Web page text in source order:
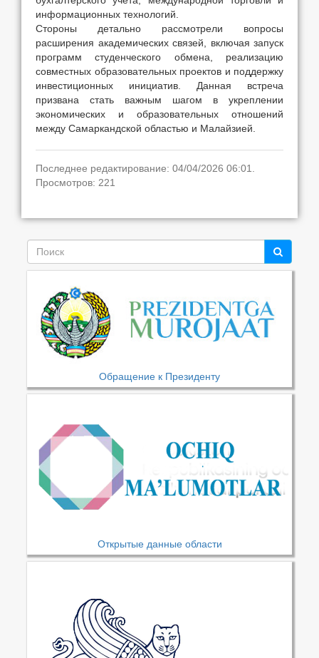
информационных технологий.
Стороны детально рассмотрели вопросы
расширения академических связей, включая запуск
программ студенческого обмена, реализацию
совместных образовательных проектов и поддержку
инвестиционных инициатив. Данная встреча
призвана стать важным шагом в укреплении
экономических и образовательных отношений
между Самаркандской областью и Малайзией.
Последнее редактирование: 04/04/2026 06:01.
Просмотров: 221
Обращение к Президенту
Открытые данные области